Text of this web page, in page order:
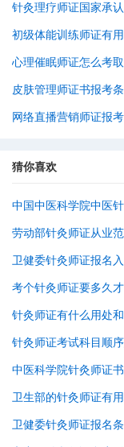
针灸理疗师证国家承
初级体能训练师证有
心理催眠师证怎么考取
皮肤管理师证书报考
网络直播营销师证报
猜你喜欢
中国中医科学院中医
劳动部针灸师证从业
卫健委针灸师证报名
考个针灸师证要多久
针灸师证有什么用处
针灸师证考试科目顺
中医科学院针灸师证
卫生部的针灸师证有
卫健委针灸师证报名